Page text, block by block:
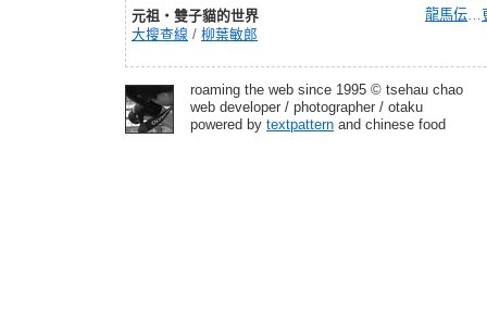
元祖‧雙子貓的世界
大搜查線 / 柳葉敏郎
龍馬伝
roaming the web since 1995 © tsehau chao
web developer / photographer / otaku
powered by textpattern and chinese food